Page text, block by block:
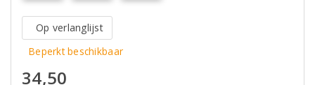
Op verlanglijst
Beperkt beschikbaar
34,50